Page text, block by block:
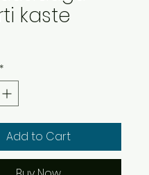
kaste
*
Add to Cart